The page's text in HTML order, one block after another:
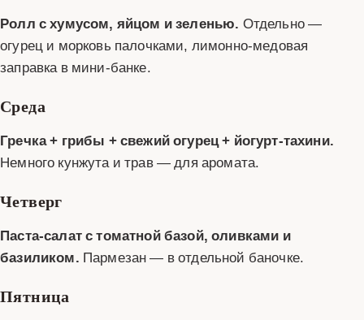
Ролл с хумусом, яйцом и зеленью. Отдельно —
огурец и морковь палочками, лимонно-медовая
заправка в мини-банке.
Среда
Гречка + грибы + свежий огурец + йогурт-тахини.
Немного кунжута и трав — для аромата.
Четверг
Паста-салат с томатной базой, оливками и
базиликом. Пармезан — в отдельной баночке.
Пятница